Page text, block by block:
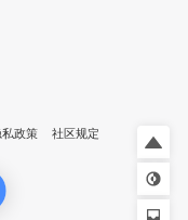
政策
社区规定